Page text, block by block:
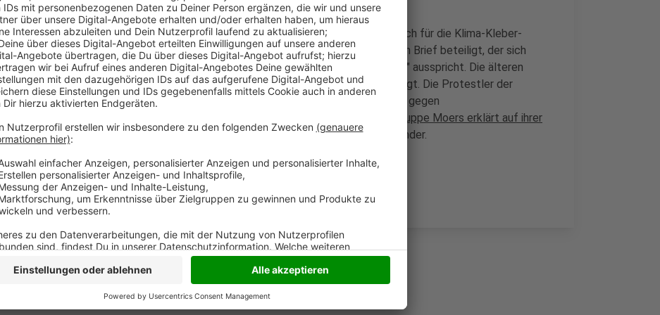
Die Klimaaktivistinnen-gruppe "Omas for Future" aus Moers hat sich für die Klima-Kleber-
Protestanten mit stark gemacht. Sie haben sich an einem offenen Brief beteiligt, der sich
gegen die Kriminalisierung der Demonstranten "Letzte Generation" ausspricht. Die älteren
Damen aus Moers sehen den Protest laut NRZ durchaus berechtigt. Die Protestler der
"Letzten Generation" setzen sich für Tempolimit, mehr ÖPNV und gegen
Omas for Future Regionalgruppe Moers erklärt auf ihrer
Homepage, sie wollen die Natur bewahren für die Zukunft ihrer Kinder.
Anzeige